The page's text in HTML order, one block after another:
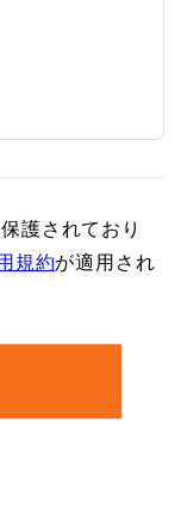
護されており
規約が適用され